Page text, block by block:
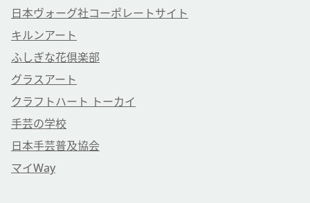
日本ヴォーグ社コーポレートサイト
キルンアート
ふしぎな花倶楽部
グラスアート
クラフトハート トーカイ
手芸の学校
日本手芸普及協会
マイWay